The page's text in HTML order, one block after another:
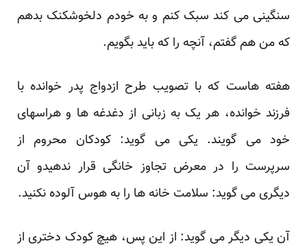
سنگینی می کند سبک کنم و به خودم دلخوشکنک بدهم
که من هم گفتم، آنچه را که باید بگویم.
هفته هاست که با تصویب طرح ازدواج پدر خوانده با
فرزند خوانده، هر یک به زبانی از دغدغه ها و هراسهای
خود می گویند. یکی می گوید: کودکان محروم از
سرپرست را در معرض تجاوز خانگی قرار ندهیدو آن
دیگری می گوید: سلامت خانه ها را به هوس آلوده نکنید.
آن یکی دیگر می گوید: از این پس، هیچ کودک دختری از